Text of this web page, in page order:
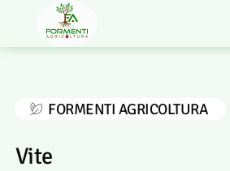
FORMENTI AGRICOLTURA
Vite